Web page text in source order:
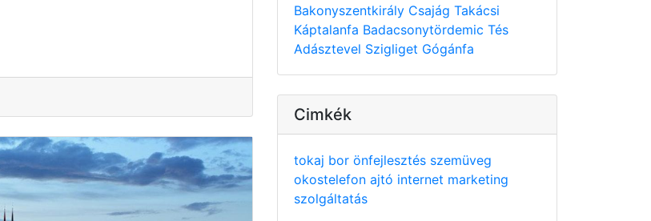
Bakonyszentkirály Csajág Takácsi
Káptalanfa Badacsonytördemic Tés
Adásztevel Szigliget Gógánfa
Cimkék
tokaj bor önfejlesztés szemüveg
okostelefon ajtó internet marketing
szolgáltatás